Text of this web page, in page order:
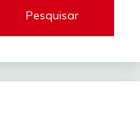
Pesquisar